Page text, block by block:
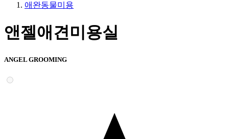
애완동물미용
앤젤애견미용실
ANGEL GROOMING